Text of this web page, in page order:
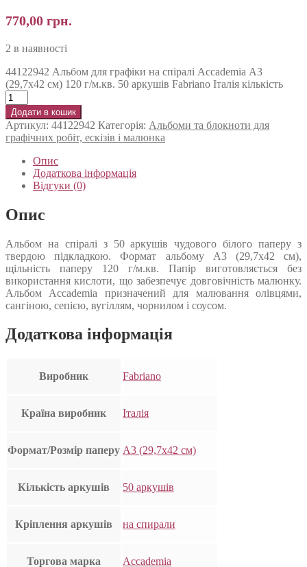
770,00 грн.
2 в наявності
44122942 Альбом для графіки на спіралі Accademia А3
(29,7х42 см) 120 г/м.кв. 50 аркушів Fabriano Італія кількість
Додати в кошик
Артикул: 44122942 Категорія: Альбоми та блокноти для
графічних робіт, ескізів і малюнка
Опис
Додаткова інформація
Відгуки (0)
Опис
Альбом на спіралі з 50 аркушів чудового білого паперу з
твердою підкладкою. Формат альбому А3 (29,7х42 см),
щільність паперу 120 г/м.кв. Папір виготовляється без
використання кислоти, що забезпечує довговічність малюнку.
Альбом Accademia призначений для малювання олівцями,
сангіною, сепією, вугіллям, чорнилом і соусом.
Додаткова інформація
Виробник Fabriano
Країна виробник Італія
Формат/Розмір паперу А3 (29,7х42 см)
Кількість аркушів 50 аркушів
Кріплення аркушів на спирали
Торгова марка Accademia